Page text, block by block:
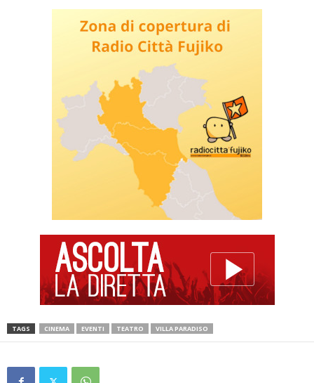
TAGS CINEMA EVENTI TEATRO VILLA PARADISO